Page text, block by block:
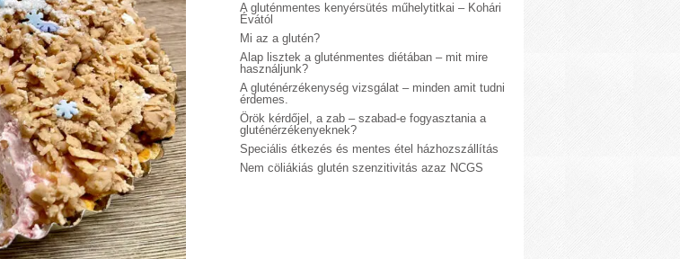
A gluténmentes kenyérsütés műhelytitkai – Kohári
Évától
Mi az a glutén?
Alap lisztek a gluténmentes diétában – mit mire
használjunk?
A gluténérzékenység vizsgálat – minden amit tudni
érdemes.
Örök kérdőjel, a zab – szabad-e fogyasztania a
gluténérzékenyeknek?
Speciális étkezés és mentes étel házhozszállítás
Nem cöliákiás glutén szenzitivitás azaz NCGS